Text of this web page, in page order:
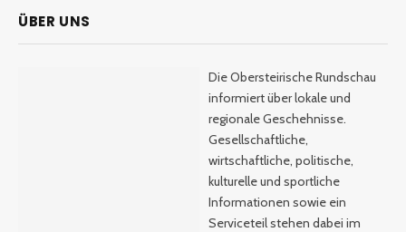
ÜBER UNS
Die Obersteirische Rundschau
informiert über lokale und
regionale Geschehnisse.
Gesellschaftliche,
wirtschaftliche, politische,
kulturelle und sportliche
Informationen sowie ein
Serviceteil stehen dabei im